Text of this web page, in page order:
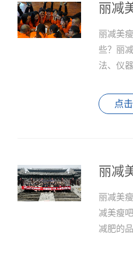
丽减美
些？丽
法、仪
减肥方
点
丽减美
减美瘦
减肥的